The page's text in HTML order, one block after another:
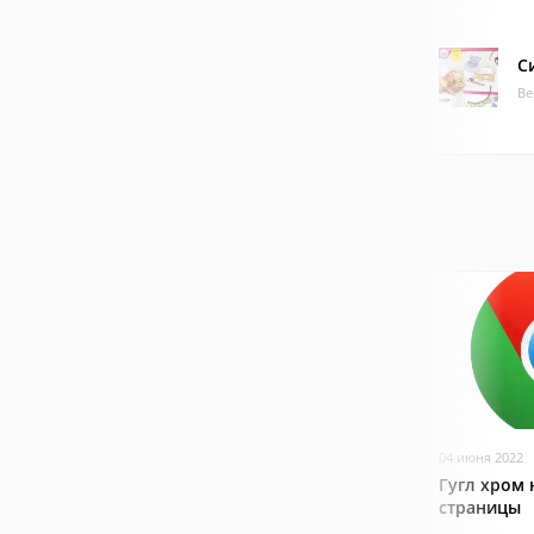
04 июня 2022
Гугл хром
страницы